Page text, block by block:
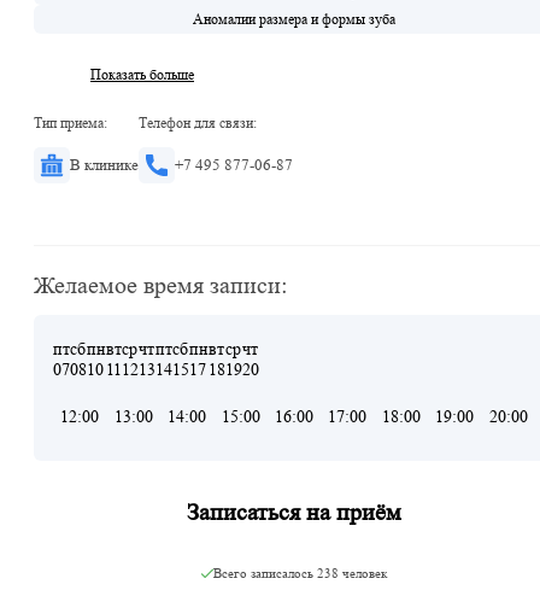
Аномалии размера и формы зуба
Показать больше
Тип приема:
В клинике
Телефон для связи:
+7 495 877-06-87
Желаемое время записи:
пт
07
сб
08
пн
10
вт
11
ср
12
чт
13
пт
14
сб
15
пн
17
вт
18
ср
19
чт
20
12:00 13:00 14:00 15:00 16:00 17:00 18:00 19:00 20:00
Записаться на приём
Всего записалось 238 человек